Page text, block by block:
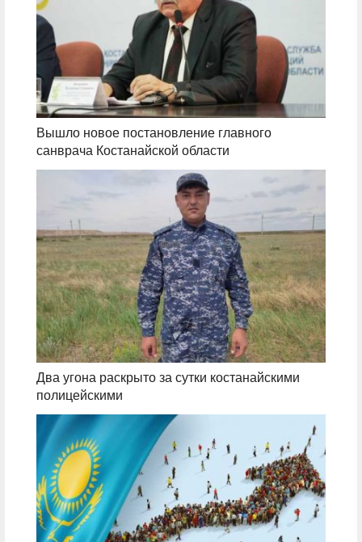
Вышло новое постановление главного
санврача Костанайской области
Два угона раскрыто за сутки костанайскими
полицейскими